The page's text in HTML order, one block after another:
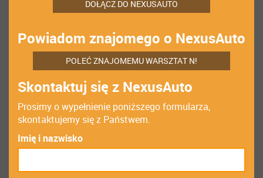
DOŁĄCZ DO NEXUSAUTO
Powiadom znajomego o NexusAuto
POLEĆ ZNAJOMEMU WARSZTAT N!
Skontaktuj się z NexusAuto
Prosimy o wypełnienie poniższego formularza,
skontaktujemy się z Państwem.
Imię i nazwisko